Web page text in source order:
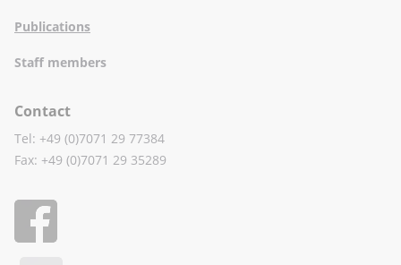
Publications
Staff members
Contact
Tel: +49 (0)7071 29 77384
Fax: +49 (0)7071 29 35289